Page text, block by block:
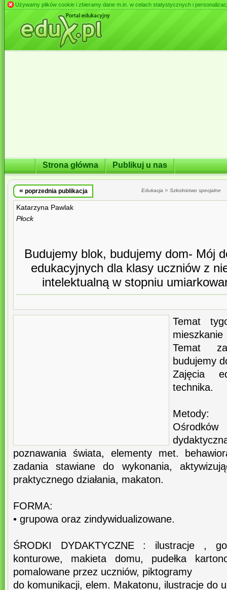
Używamy plików cookie i zbieramy dane m.in. w celach statystycznych i
Strona główna Publikuj u nas
« poprzednia publikacja Edukacja » Szkolnictwo specjalne
Katarzyna Pawlak
Płock
Budujemy blok, budujemy dom- Mój
edukacyjnych dla klasy uczniów z
intelektualną w stopniu
Temat
mieszkanie
Temat
budujemy
Zajęcia
technika.
Metody:
poznawania świata, elementy met.
zadania stawiane do wykonania,
praktycznego działania, makaton.
FORMA:
• grupowa oraz zindywidualizowane.
ŚRODKI DYDAKTYCZNE : ilustracje ,
konturowe, makieta domu, pudełka
pomalowane przez uczniów, piktogramy
do komunikacji, elem. Makatonu, ilustracje do